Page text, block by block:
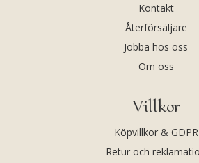
Kontakt
Återförsäljare
Jobba hos oss
Om oss
Villkor
Köpvillkor & GDPR
Retur och